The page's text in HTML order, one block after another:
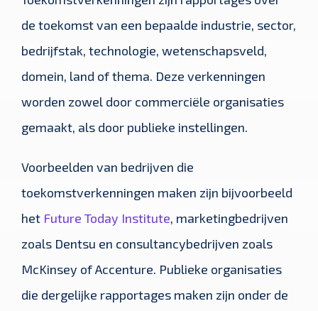
de toekomst van een bepaalde industrie, sector,
bedrijfstak, technologie, wetenschapsveld,
domein, land of thema. Deze verkenningen
worden zowel door commerciële organisaties
gemaakt, als door publieke instellingen.
Voorbeelden van bedrijven die
toekomstverkenningen maken zijn bijvoorbeeld
het Future Today Institute, marketingbedrijven
zoals Dentsu en consultancybedrijven zoals
McKinsey of Accenture. Publieke organisaties
die dergelijke rapportages maken zijn onder de